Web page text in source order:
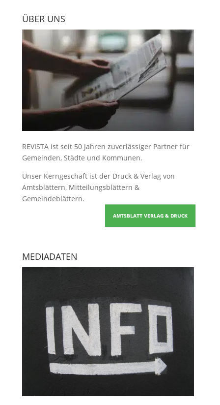
ÜBER UNS
REVISTA ist seit 50 Jahren zuverlässiger Partner für
Gemeinden, Städte und Kommunen.
Unser Kerngeschäft ist der Druck & Verlag von
Amtsblättern, Mitteilungsblättern &
Gemeindeblättern.
AMTSBLATT VERLAG & DRUCK
MEDIADATEN